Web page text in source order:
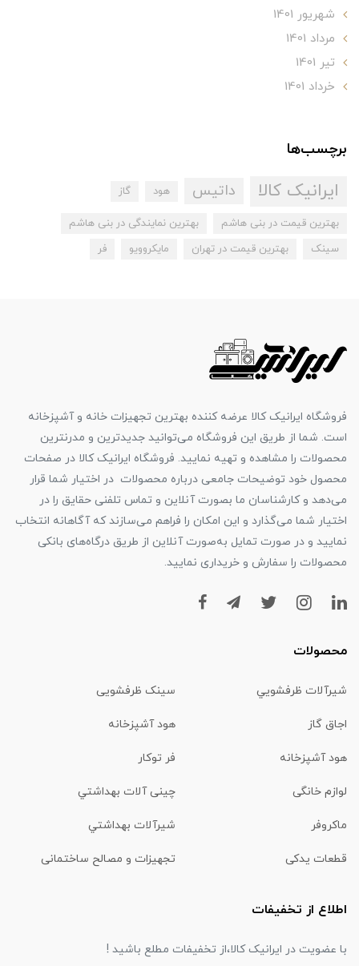
شهریور 1401
مرداد 1401
تير 1401
خرداد 1401
برچسب‌ها
ایرانیک کالا داتیس هود گاز
بهترین قیمت در بنی هاشم
بهترین نمایندگی در بنی هاشم
سینک
بهترین قیمت در تهران مایکروویو فر
فروشگاه ایرانیک کالا عرضه کننده بهترین تجهیزات خانه و آشپزخانه
است. شما از طریق این فروشگاه می‌توانید جدیدترین و مدرنترین
محصولات را مشاهده و تهیه نمایید. فروشگاه ایرانیک کالا در صفحات
محصول خود توضیحات جامعی درباره محصولات در اختیار شما قرار
می‌دهد و کارشناسان ما بصورت آنلاین و تماس تلفنی حقایق را در
اختیار شما می‌گذارد و این امکان را فراهم می‌سازند که آگاهانه انتخاب
نمایید و در صورت تمایل به‌صورت آنلاین از طریق درگاه‌های بانکی
محصولات را سفارش و خریداری نمایید.
محصولات
شیرآلات ظرفشويي سینک ظرفشویی
اجاق گاز هود آشپزخانه
هود آشپزخانه فر توکار
لوازم خانگی چینی آلات بهداشتي
ماكروفر شیرآلات بهداشتي
قطعات یدکی تجهیزات و مصالح ساختمانی
اطلاع از تخفیفات
با عضویت در ایرانیک کالا،از تخفیفات مطلع باشید !